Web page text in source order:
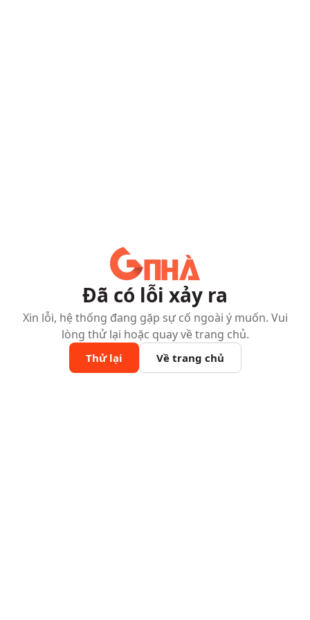
Đã có lỗi xảy ra
Xin lỗi, hệ thống đang gặp sự cố ngoài ý muốn. Vui
lòng thử lại hoặc quay về trang chủ.
Thử lại Về trang chủ